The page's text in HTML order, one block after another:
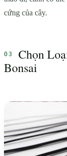
cứng của cây.
Chọn
Bonsai